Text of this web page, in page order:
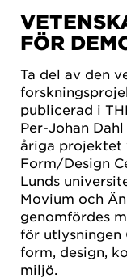
FÖR
Ta del av den
publicerad i
Per-Johan
åriga projektet
Form/Design
Lunds
Movium och
genomfördes
för utlysningen
form, design,
miljö.